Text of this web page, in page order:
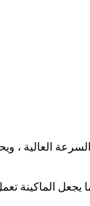
العالية
بشكل أكثر ثباتًا ،